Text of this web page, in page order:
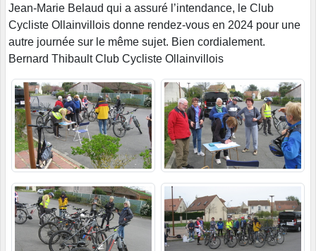
Jean-Marie Belaud qui a assuré l’intendance, le Club
Cycliste Ollainvillois donne rendez-vous en 2024 pour une
autre journée sur le même sujet. Bien cordialement.
Bernard Thibault Club Cycliste Ollainvillois